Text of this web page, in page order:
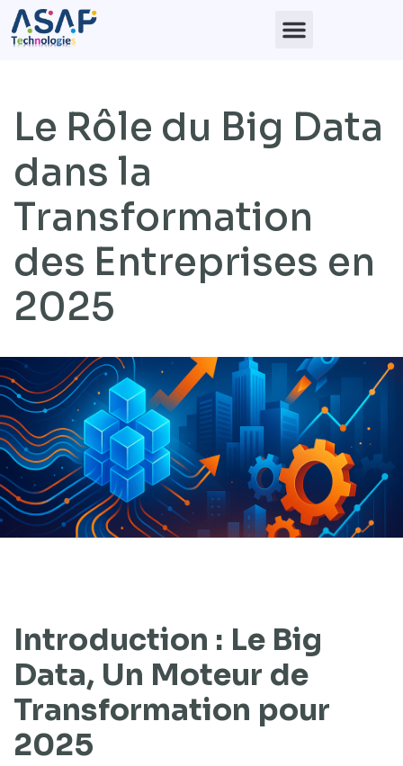
Le Rôle du Big Data
dans la
Transformation
des Entreprises en
2025
Introduction : Le Big
Data, Un Moteur de
Transformation pour
2025